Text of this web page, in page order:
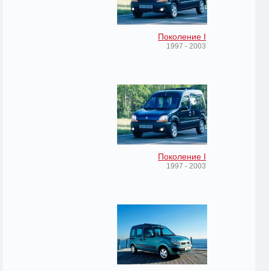
Поколение I
1997 - 2003
Поколение I
1997 - 2003